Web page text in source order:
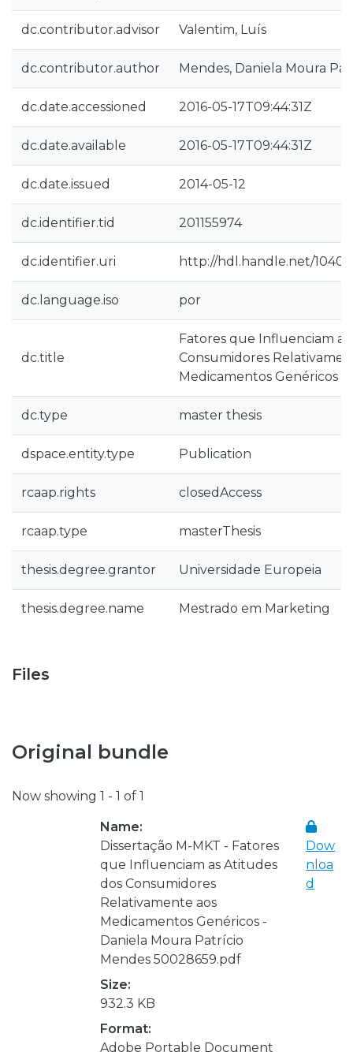
dc.contributor.advisor Valentim, Luís
dc.contributor.author Mendes, Daniela Moura
dc.date.accessioned 2016-05-17T09:44:31Z
dc.date.available 2016-05-17T09:44:31Z
dc.date.issued 2014-05-12
dc.identifier.tid 201155974
dc.identifier.uri http://hdl.handle.net/
dc.language.iso por
dc.title
Fatores que Influenciam
Consumidores
Medicamentos Genéricos
dc.type master thesis
dspace.entity.type Publication
rcaap.rights closedAccess
rcaap.type masterThesis
thesis.degree.grantor Universidade Europeia
thesis.degree.name Mestrado em Marketing
Files
Original bundle
Now showing 1 - 1 of 1
Name:
Dissertação M-MKT - Fatores
que Influenciam as Atitudes
dos Consumidores
Relativamente aos
Medicamentos Genéricos -
Daniela Moura Patrício
Mendes 50028659.pdf
Size:
932.3 KB
Format:
Adobe Portable Document
Dow
nloa
d